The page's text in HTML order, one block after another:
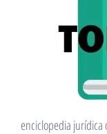
enciclopedia jurídica